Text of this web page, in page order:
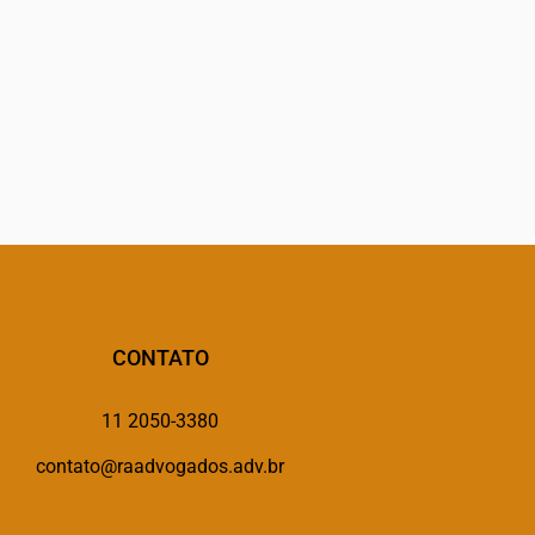
CONTATO
11 2050-3380
contato@raadvogados.adv.br